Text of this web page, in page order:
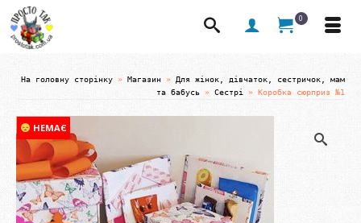
0
На головну сторінку » Магазин » Для жінок, дівчаток, сестричок, мам
та бабусь
» Сестрі » Коробка сюрприз №1
НЕМАЄ